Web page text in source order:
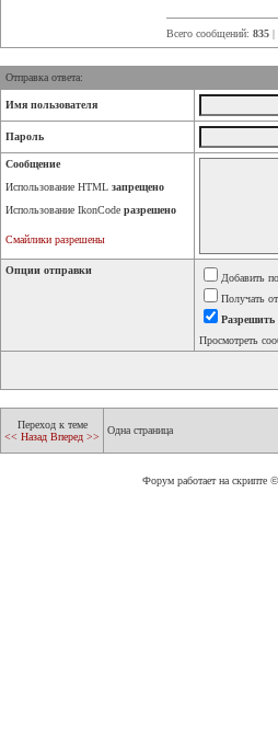
Всего сообщений: 835 |
Отправка ответа:
Имя пользователя
Пароль
Сообщение
Использование HTML запрещено
Использование IkonCode разрешено
Смайлики разрешены
Опции отправки
Добавить
Получать
Разрешить
Просмотреть
Переход к теме
<< Назад Вперед >>
Одна страница
Форум работает на скрипте